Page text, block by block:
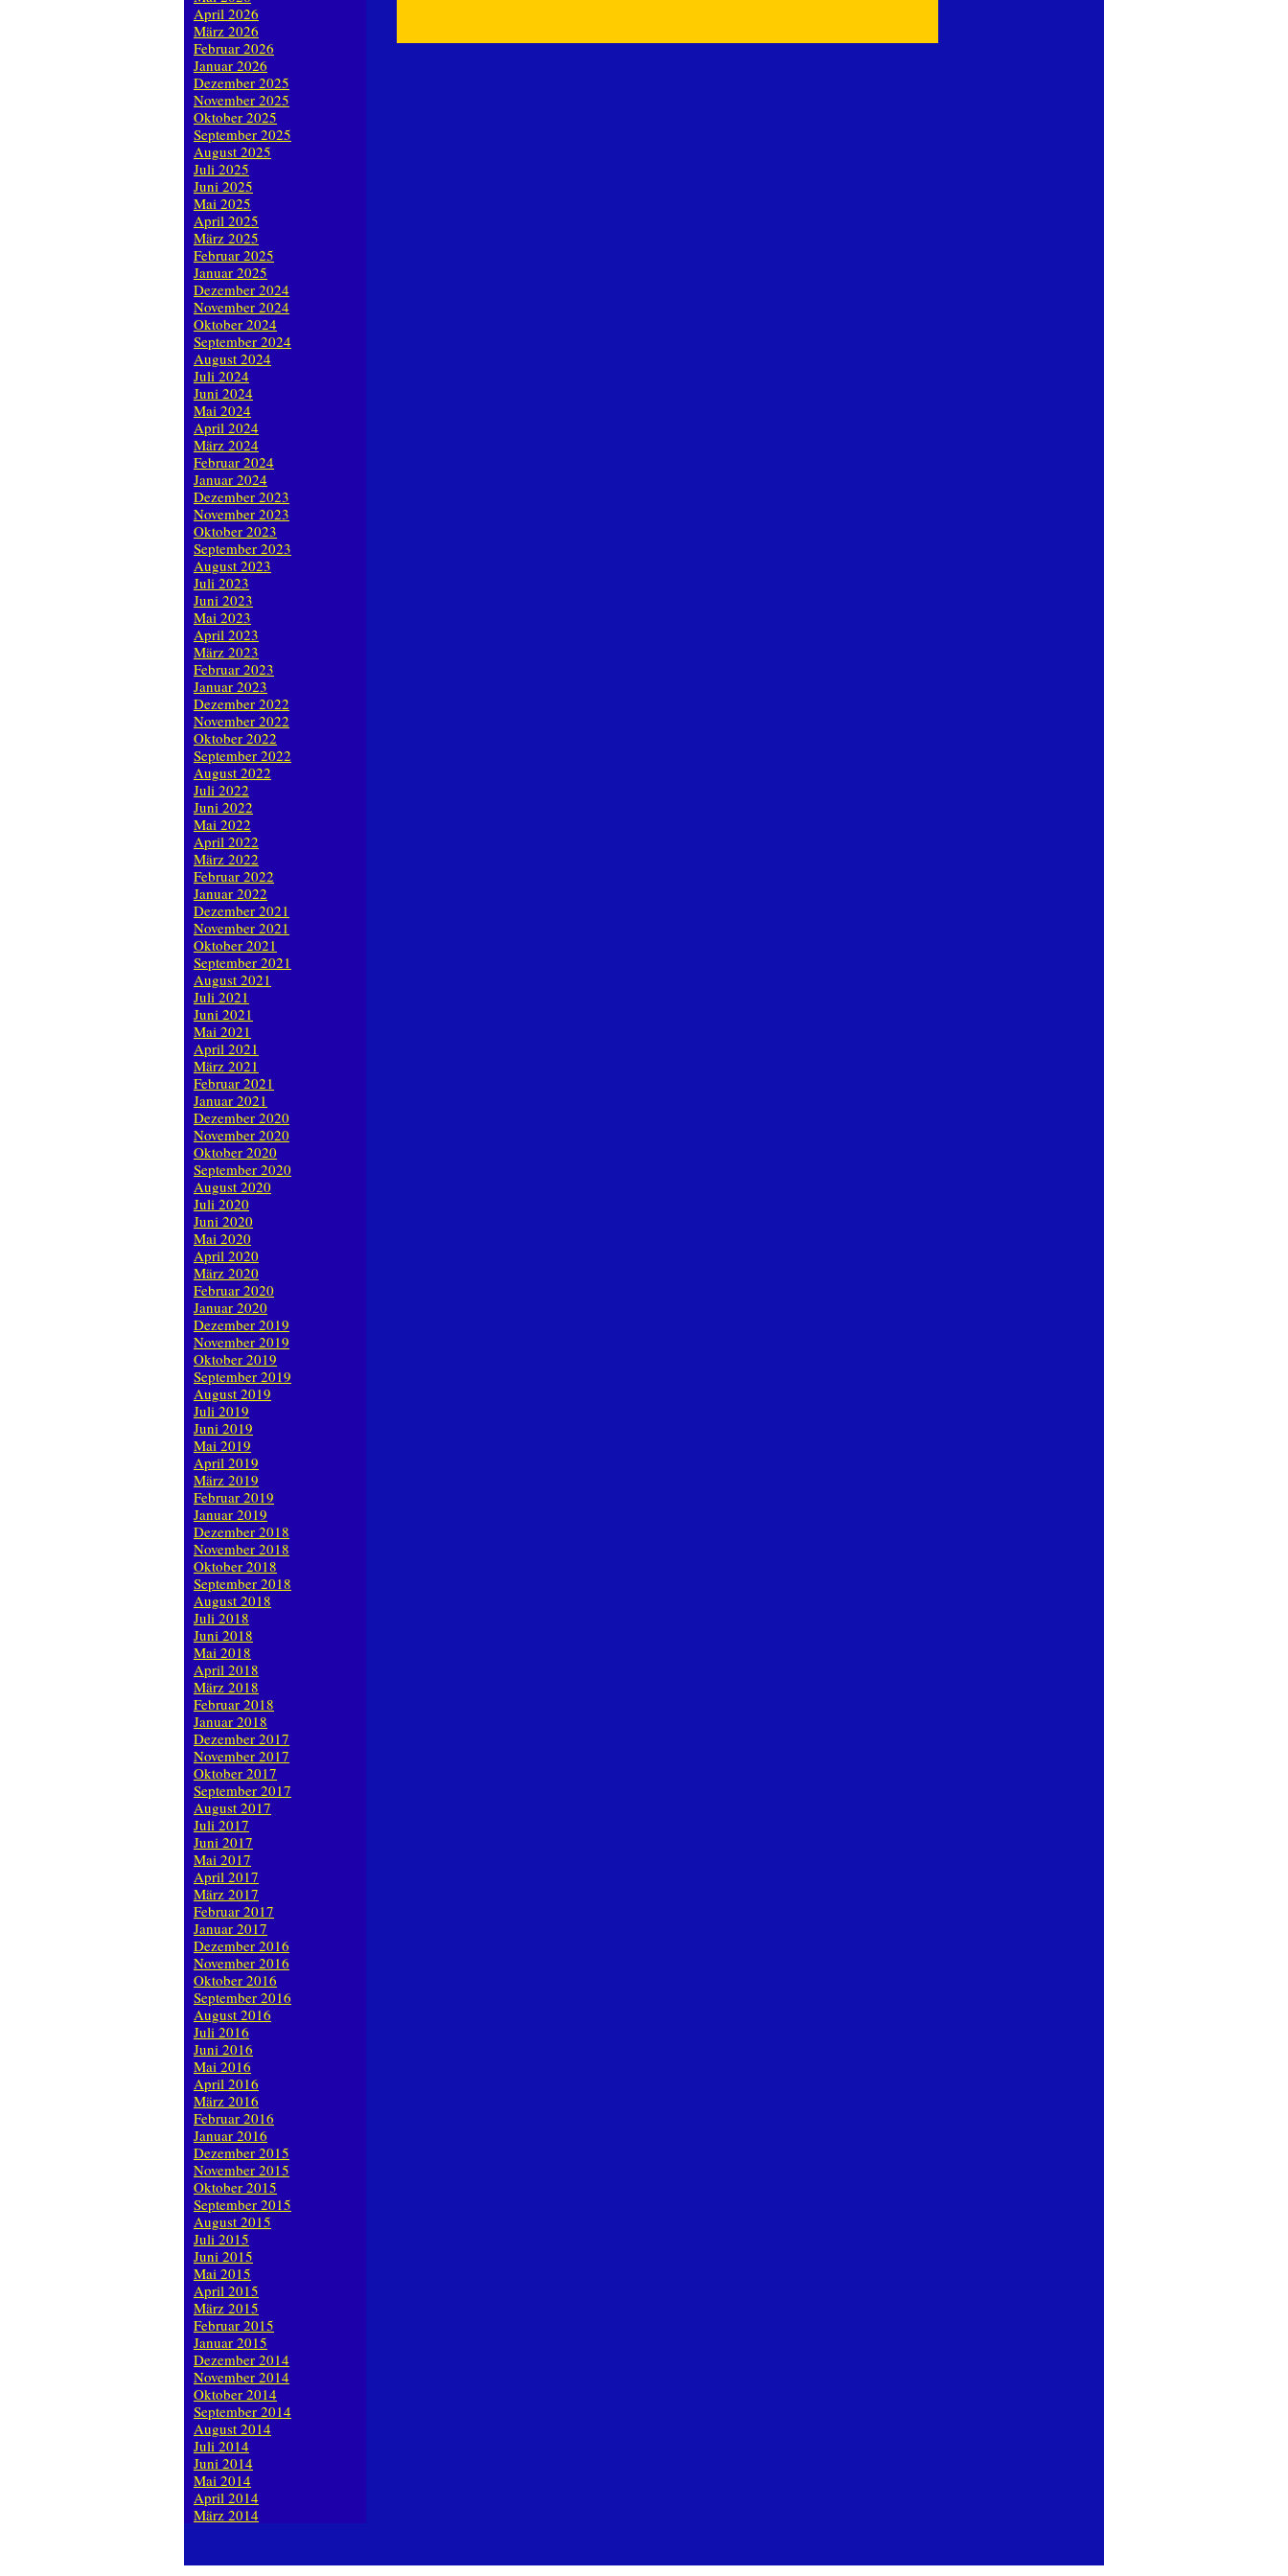
April 2026
März 2026
Februar 2026
Januar 2026
Dezember 2025
November 2025
Oktober 2025
September 2025
August 2025
Juli 2025
Juni 2025
Mai 2025
April 2025
März 2025
Februar 2025
Januar 2025
Dezember 2024
November 2024
Oktober 2024
September 2024
August 2024
Juli 2024
Juni 2024
Mai 2024
April 2024
März 2024
Februar 2024
Januar 2024
Dezember 2023
November 2023
Oktober 2023
September 2023
August 2023
Juli 2023
Juni 2023
Mai 2023
April 2023
März 2023
Februar 2023
Januar 2023
Dezember 2022
November 2022
Oktober 2022
September 2022
August 2022
Juli 2022
Juni 2022
Mai 2022
April 2022
März 2022
Februar 2022
Januar 2022
Dezember 2021
November 2021
Oktober 2021
September 2021
August 2021
Juli 2021
Juni 2021
Mai 2021
April 2021
März 2021
Februar 2021
Januar 2021
Dezember 2020
November 2020
Oktober 2020
September 2020
August 2020
Juli 2020
Juni 2020
Mai 2020
April 2020
März 2020
Februar 2020
Januar 2020
Dezember 2019
November 2019
Oktober 2019
September 2019
August 2019
Juli 2019
Juni 2019
Mai 2019
April 2019
März 2019
Februar 2019
Januar 2019
Dezember 2018
November 2018
Oktober 2018
September 2018
August 2018
Juli 2018
Juni 2018
Mai 2018
April 2018
März 2018
Februar 2018
Januar 2018
Dezember 2017
November 2017
Oktober 2017
September 2017
August 2017
Juli 2017
Juni 2017
Mai 2017
April 2017
März 2017
Februar 2017
Januar 2017
Dezember 2016
November 2016
Oktober 2016
September 2016
August 2016
Juli 2016
Juni 2016
Mai 2016
April 2016
März 2016
Februar 2016
Januar 2016
Dezember 2015
November 2015
Oktober 2015
September 2015
August 2015
Juli 2015
Juni 2015
Mai 2015
April 2015
März 2015
Februar 2015
Januar 2015
Dezember 2014
November 2014
Oktober 2014
September 2014
August 2014
Juli 2014
Juni 2014
Mai 2014
April 2014
März 2014